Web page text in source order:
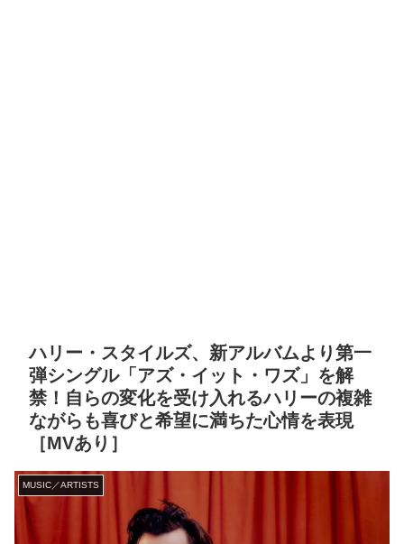
ハリー・スタイルズ、新アルバムより第一
弾シングル「アズ・イット・ワズ」を解
禁！自らの変化を受け入れるハリーの複雑
ながらも喜びと希望に満ちた心情を表現
［MVあり］
MUSIC／ARTISTS